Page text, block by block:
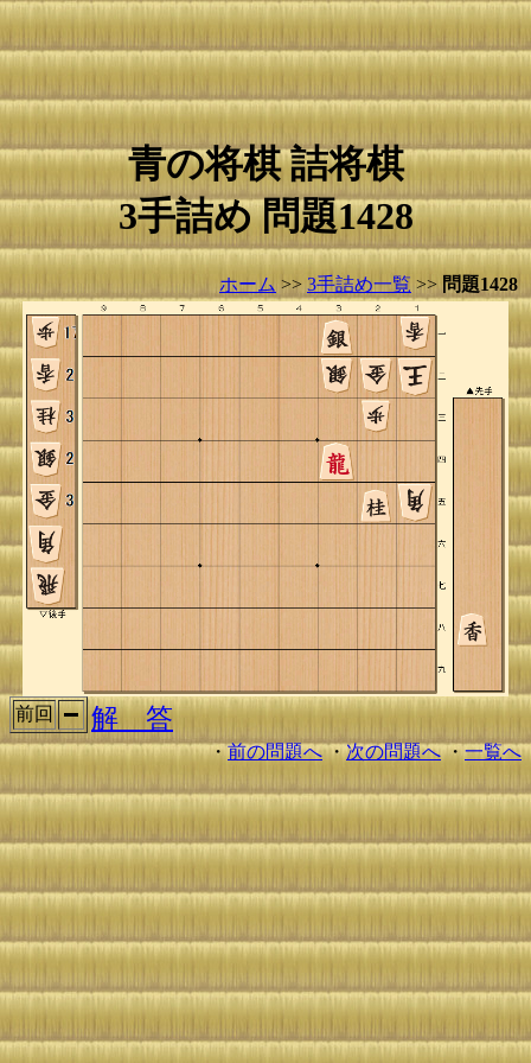
青の将棋 詰将棋
3手詰め 問題1428
ホーム >> 3手詰め一覧 >> 問題1428
前回 解 答
・前の問題へ・次の問題へ・一覧へ